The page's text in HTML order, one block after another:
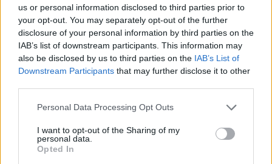
us or personal information disclosed to third parties prior to
your opt-out. You may separately opt-out of the further
disclosure of your personal information by third parties on the
IAB’s list of downstream participants. This information may
also be disclosed by us to third parties on the IAB’s List of
Downstream Participants that may further disclose it to other
Personal Data Processing Opt Outs
I want to opt-out of the Sharing of my
personal data.
Opted In
16/12/2012
Il ritorno a Forza Italia, l'uscita
«agevolata» degli ex An, un
partito di facce nuove con solo il
deputati riconfermati, la bufala
seconda della sua presenza
sulla scena politica.